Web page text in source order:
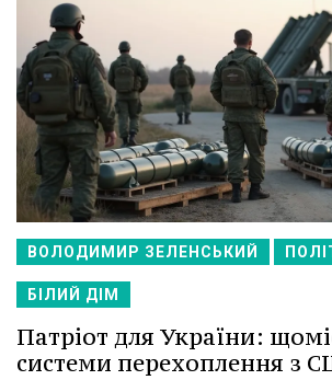
ВОЛОДИМИР ЗЕЛЕНСЬКИЙ
БІЛИЙ ДІМ
Патріот для України:
системи перехоплення з